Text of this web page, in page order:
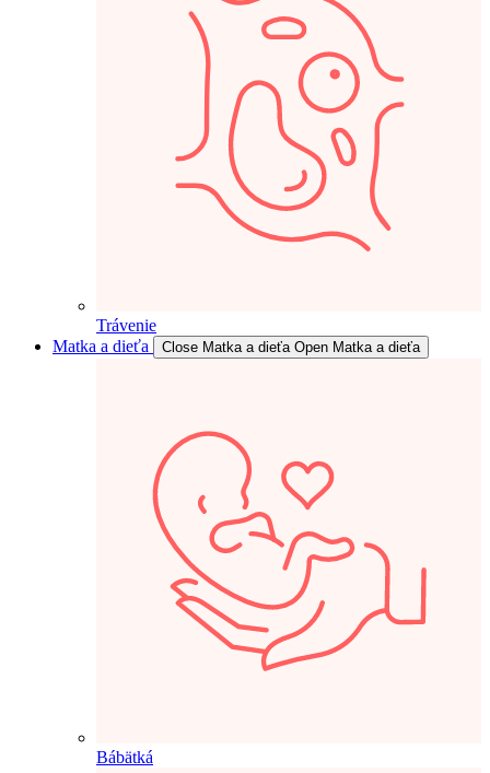
Trávenie
Matka a dieťa
Close Matka a dieťa Open Matka a dieťa
Bábätká